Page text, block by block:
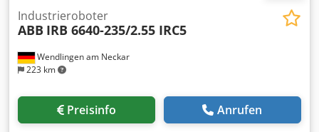
Wendlingen am Neckar
223 km
Industrieroboter
ABB IRB 6640-235/2.55 IRC5
Preisinfo Anrufen